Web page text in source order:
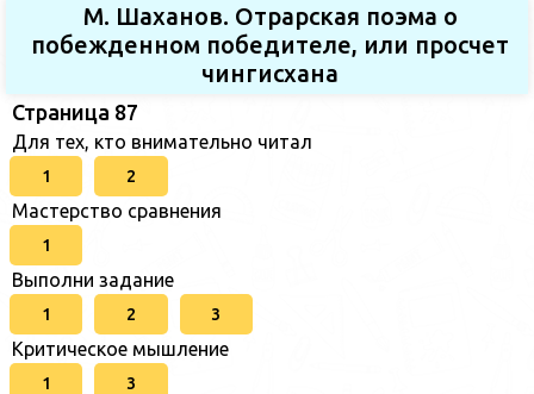
М. Шаханов. Отрарская поэма о
побежденном победителе, или просчет
чингисхана
Страница 87
Для тех, кто внимательно читал
1 2
Мастерство сравнения
1
Выполни задание
1 2 3
Критическое мышление
1 3